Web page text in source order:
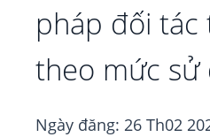
pháp đối tác
theo mức sử
Ngày đăng: 26 Th02